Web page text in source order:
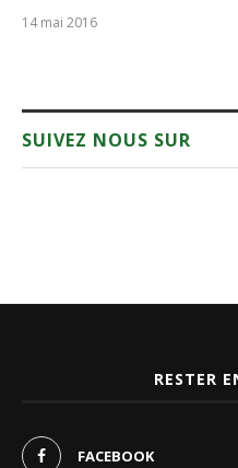
14 mai 2016
SUIVEZ NOUS SUR
RESTER
FACEBOOK